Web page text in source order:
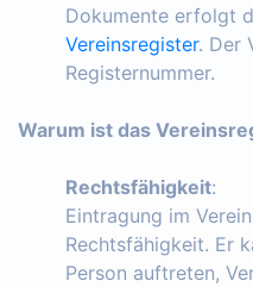
Dokumente erfolgt
Vereinsregister. Der
Registernummer.
Warum ist das
Rechtsfähigkeit:
Eintragung im
Rechtsfähigkeit. Er
Person auftreten,